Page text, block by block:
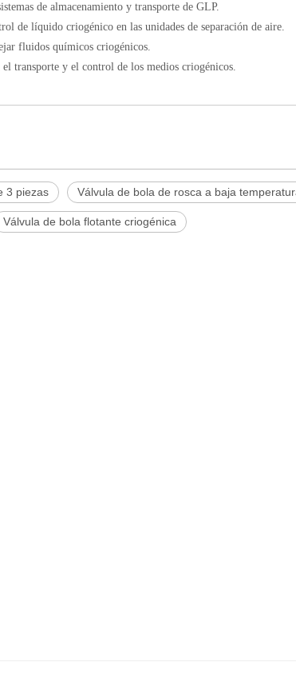
de almacenamiento y transporte de GLP.
de líquido criogénico en las unidades de separación de aire.
fluidos químicos criogénicos.
el transporte y el control de los medios criogénicos.
3 piezas Válvula de bola de rosca a baja
Válvula de bola flotante criogénica